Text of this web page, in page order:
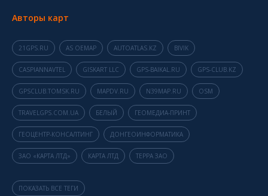
Авторы карт
21GPS.RU AS OEMAP AUTOATLAS.KZ BIVIK
CASPIANNAVTEL GISKART LLC GPS-BAIKAL.RU GPS-CLUB.KZ
GPSCLUB.TOMSK.RU MAPDV.RU N39MAP.RU OSM
TRAVELGPS.COM.UA БЕЛЫЙ ГЕОМЕДИА-ПРИНТ
ГЕОЦЕНТР-КОНСАЛТИНГ ДОНГЕОИНФОРМАТИКА
ЗАО «КАРТА ЛТД» КАРТА ЛТД ТЕРРА ЗАО
ПОКАЗАТЬ ВСЕ ТЕГИ